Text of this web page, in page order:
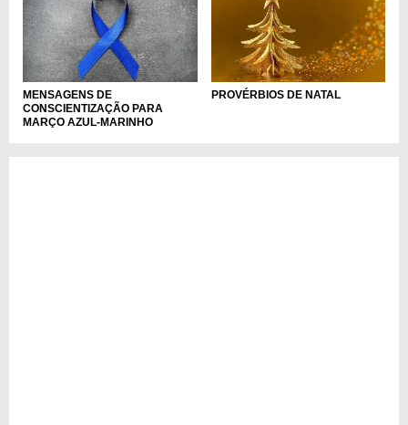
MENSAGENS DE
CONSCIENTIZAÇÃO PARA
MARÇO AZUL-MARINHO
PROVÉRBIOS DE NATAL